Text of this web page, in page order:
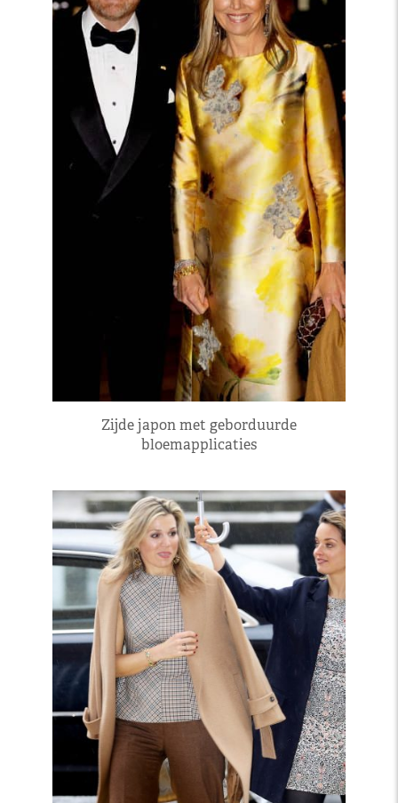
Zijde japon met geborduurde
bloemapplicaties